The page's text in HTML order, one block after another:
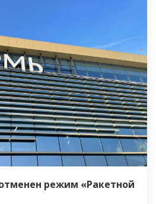
режим «Ракетной